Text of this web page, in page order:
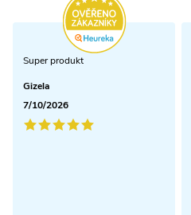
Super produkt
Gizela
7/10/2026